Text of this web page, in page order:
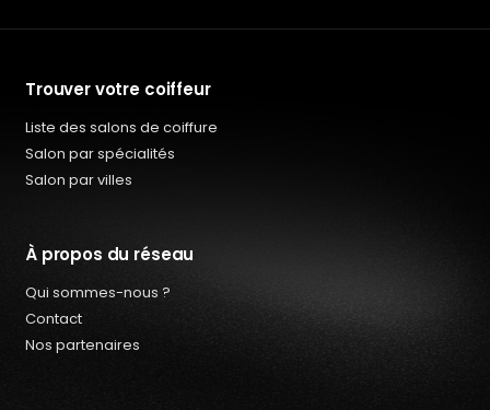
Trouver votre coiffeur
Liste des salons de coiffure
Salon par spécialités
Salon par villes
À propos du réseau
Qui sommes-nous ?
Contact
Nos partenaires